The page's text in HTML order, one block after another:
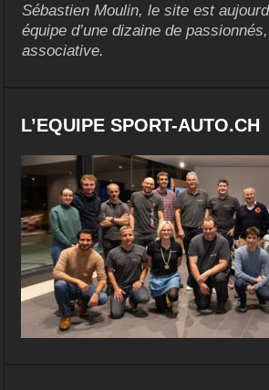
Sébastien Moulin, le site est
équipe d’une dizaine de
associative.
L’EQUIPE SPORT-AUTO.CH